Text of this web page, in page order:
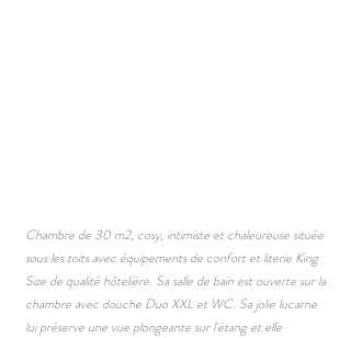
Chambre de 30 m2, cosy, intimiste et chaleureuse située
sous les toits avec équipements de confort et literie King
Size de qualité hôtelière. Sa salle de bain est ouverte sur la
chambre avec douche Duo XXL et WC. Sa jolie lucarne
lui préserve une vue plongeante sur l'étang et elle